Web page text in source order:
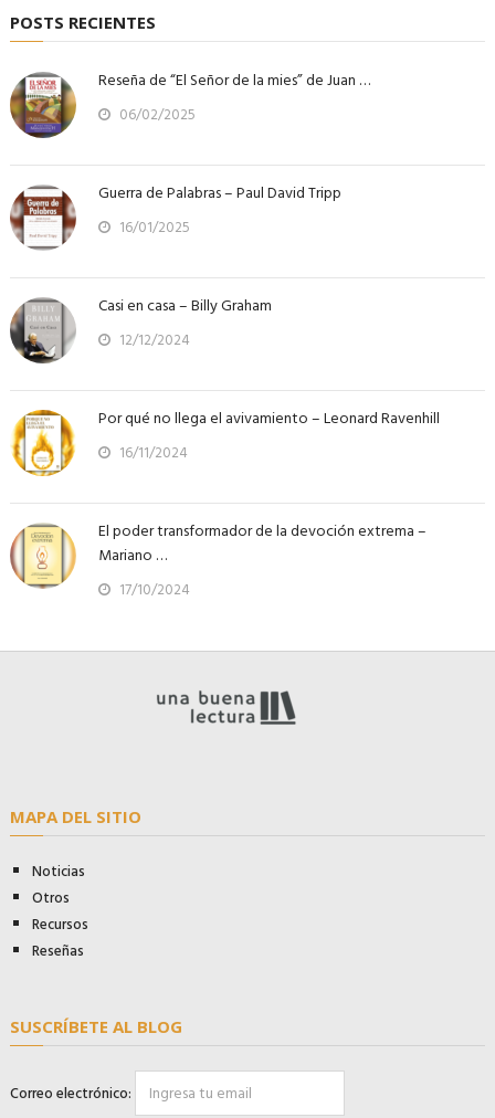
POSTS RECIENTES
Reseña de “El Señor de la mies” de Juan …
06/02/2025
Guerra de Palabras – Paul David Tripp
16/01/2025
Casi en casa – Billy Graham
12/12/2024
Por qué no llega el avivamiento – Leonard Ravenhill
16/11/2024
El poder transformador de la devoción extrema –
Mariano …
17/10/2024
MAPA DEL SITIO
Noticias
Otros
Recursos
Reseñas
SUSCRÍBETE AL BLOG
Correo electrónico: